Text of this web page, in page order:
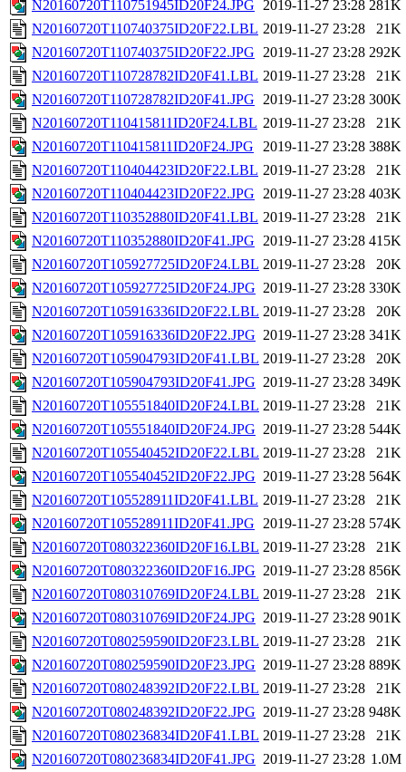
N20160720T110751945ID20F24.JPG 2019-11-27 23:28 281K
N20160720T110740375ID20F22.LBL 2019-11-27 23:28
21K
N20160720T110740375ID20F22.JPG 2019-11-27 23:28 292K
N20160720T110728782ID20F41.LBL 2019-11-27 23:28
21K
N20160720T110728782ID20F41.JPG 2019-11-27 23:28 300K
N20160720T110415811ID20F24.LBL 2019-11-27 23:28
21K
N20160720T110415811ID20F24.JPG
2019-11-27 23:28 388K
N20160720T110404423ID20F22.LBL 2019-11-27 23:28
21K
N20160720T110404423ID20F22.JPG 2019-11-27 23:28 403K
N20160720T110352880ID20F41.LBL 2019-11-27 23:28
21K
N20160720T110352880ID20F41.JPG 2019-11-27 23:28 415K
N20160720T105927725ID20F24.LBL 2019-11-27 23:28
20K
N20160720T105927725ID20F24.JPG 2019-11-27 23:28 330K
N20160720T105916336ID20F22.LBL 2019-11-27 23:28
20K
N20160720T105916336ID20F22.JPG 2019-11-27 23:28 341K
N20160720T105904793ID20F41.LBL 2019-11-27 23:28
20K
N20160720T105904793ID20F41.JPG 2019-11-27 23:28 349K
N20160720T105551840ID20F24.LBL 2019-11-27 23:28
21K
N20160720T105551840ID20F24.JPG 2019-11-27 23:28 544K
N20160720T105540452ID20F22.LBL 2019-11-27 23:28
21K
N20160720T105540452ID20F22.JPG 2019-11-27 23:28 564K
N20160720T105528911ID20F41.LBL 2019-11-27 23:28
21K
N20160720T105528911ID20F41.JPG 2019-11-27 23:28 574K
N20160720T080322360ID20F16.LBL 2019-11-27 23:28
21K
N20160720T080322360ID20F16.JPG 2019-11-27 23:28 856K
N20160720T080310769ID20F24.LBL 2019-11-27 23:28
21K
N20160720T080310769ID20F24.JPG 2019-11-27 23:28 901K
N20160720T080259590ID20F23.LBL 2019-11-27 23:28
21K
N20160720T080259590ID20F23.JPG 2019-11-27 23:28 889K
N20160720T080248392ID20F22.LBL 2019-11-27 23:28
21K
N20160720T080248392ID20F22.JPG 2019-11-27 23:28 948K
N20160720T080236834ID20F41.LBL 2019-11-27 23:28
21K
N20160720T080236834ID20F41.JPG 2019-11-27 23:28 1.0M